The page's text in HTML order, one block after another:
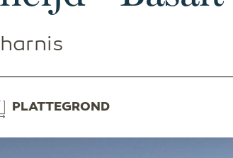
PLATTEGROND